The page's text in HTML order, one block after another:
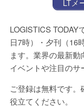
LTメ
LOGISTICS TODAY
日7時）・夕刊（16
ます。業界の最新
イベントや注目のサ
ご登録は無料です
役立てください。